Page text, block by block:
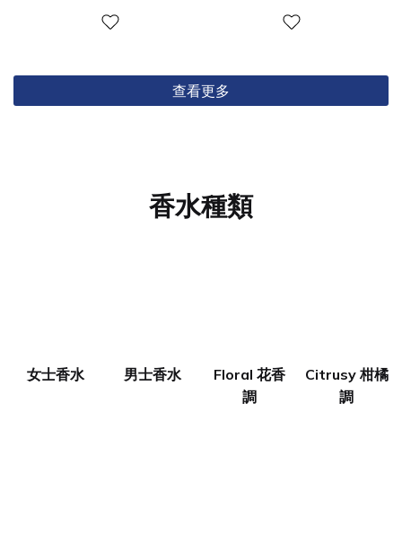
查看更多
香水種類
女士香水 男士香水
Floral 花香
調
Citrusy 柑橘
調